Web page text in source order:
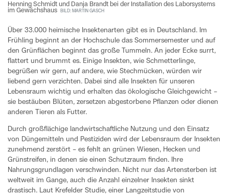
Henning Schmidt und Danja Brandt bei der Installation des Laborsystems
im Gewächshaus
BILD: MARTIN GASCH
Über 33.000 heimische Insektenarten gibt es in Deutschland. Im
Frühling beginnt an der Hochschule das Sommersemester und auf
den Grünflächen beginnt das große Tummeln. An jeder Ecke surrt,
flattert und brummt es. Einige Insekten, wie Schmetterlinge,
begrüßen wir gern, auf andere, wie Stechmücken, würden wir
liebend gern verzichten. Dabei sind alle Insekten für unseren
Lebensraum wichtig und erhalten das ökologische Gleichgewicht –
sie bestäuben Blüten, zersetzen abgestorbene Pflanzen oder dienen
anderen Tieren als Futter.
Durch großflächige landwirtschaftliche Nutzung und den Einsatz
von Düngemitteln und Pestiziden wird der Lebensraum der Insekten
zunehmend zerstört – es fehlt an grünen Wiesen, Hecken und
Grünstreifen, in denen sie einen Schutzraum finden. Ihre
Nahrungsgrundlagen verschwinden. Nicht nur das Artensterben ist
weltweit im Gange, auch die Anzahl einzelner Insekten sinkt
drastisch. Laut Krefelder Studie, einer Langzeitstudie von